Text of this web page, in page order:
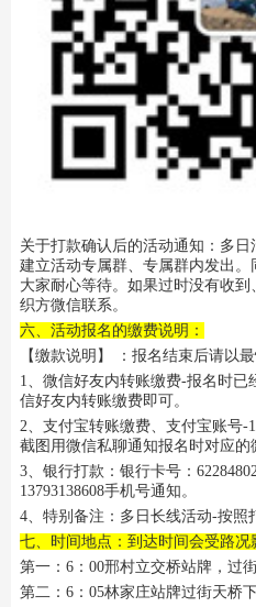
关于打款确认后的活动通知：多
建立活动专属群、专属群内发出
大家耐心等待。如果过时没有收
织方微信联系。
六、活动报名的缴费说明：
【缴款说明】 ：报名结束后请以最
1、微信好友内转账缴费-报名时
信好友内转账缴费即可。
2、支付宝转账缴费、支付宝账号-
截图用微信私聊通知报名时对应的
3、银行打款：银行卡号：
13793138608手机号通知。
4、特别备注：多日长线活动-按照
七、时间地点：到达时间会受路况
第一：6：00邢村立交桥站牌，过
第二：6：05林家庄站牌过街天桥